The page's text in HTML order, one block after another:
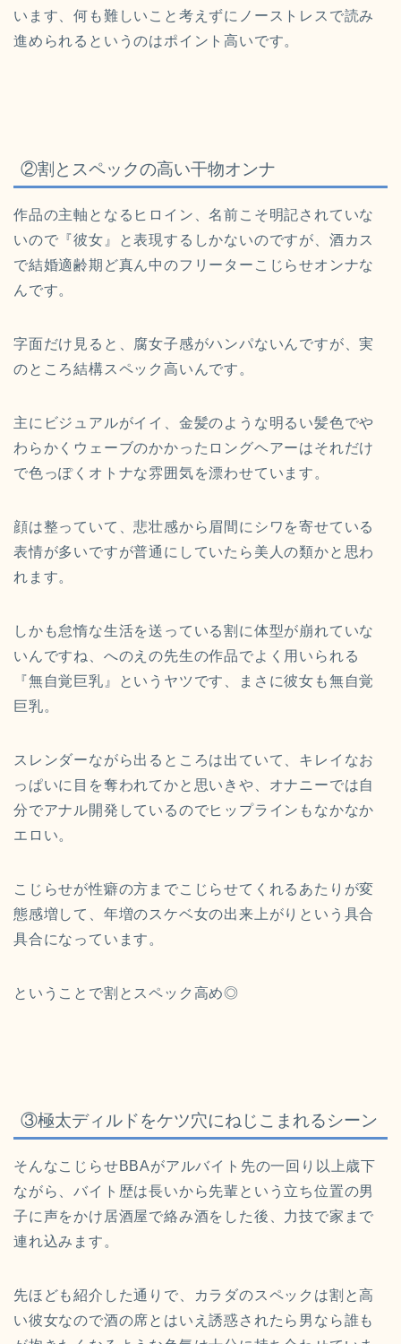
います、何も難しいこと考えずにノーストレスで読み
進められるというのはポイント高いです。
②割とスペックの高い干物オンナ
作品の主軸となるヒロイン、名前こそ明記されていな
いので『彼女』と表現するしかないのですが、酒カス
で結婚適齢期ど真ん中のフリーターこじらせオンナな
んです。
字面だけ見ると、腐女子感がハンパないんですが、実
のところ結構スペック高いんです。
主にビジュアルがイイ、金髪のような明るい髪色でや
わらかくウェーブのかかったロングヘアーはそれだけ
で色っぽくオトナな雰囲気を漂わせています。
顔は整っていて、悲壮感から眉間にシワを寄せている
表情が多いですが普通にしていたら美人の類かと思わ
れます。
しかも怠惰な生活を送っている割に体型が崩れていな
いんですね、へのえの先生の作品でよく用いられる
『無自覚巨乳』というヤツです、まさに彼女も無自覚
巨乳。
スレンダーながら出るところは出ていて、キレイなお
っぱいに目を奪われてかと思いきや、オナニーでは自
分でアナル開発しているのでヒップラインもなかなか
エロい。
こじらせが性癖の方までこじらせてくれるあたりが変
態感増して、年増のスケベ女の出来上がりという具合
具合になっています。
ということで割とスペック高め◎
③極太ディルドをケツ穴にねじこまれるシーン
そんなこじらせBBAがアルバイト先の一回り以上歳下
ながら、バイト歴は長いから先輩という立ち位置の男
子に声をかけ居酒屋で絡み酒をした後、力技で家まで
連れ込みます。
先ほども紹介した通りで、カラダのスペックは割と高
い彼女なので酒の席とはいえ誘惑されたら男なら誰も